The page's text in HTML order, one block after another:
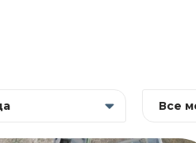
Все